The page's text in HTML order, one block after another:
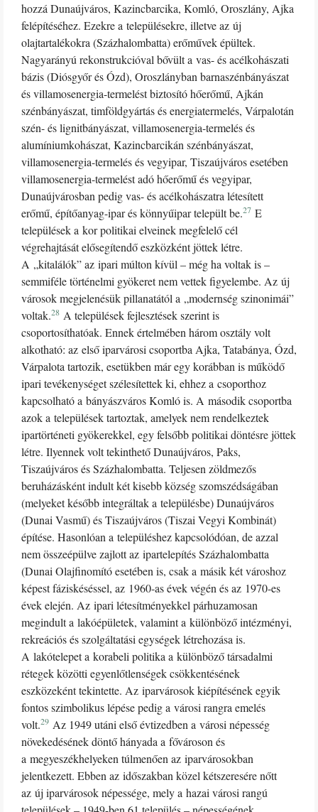
hozzá Dunaújváros, Kazincbarcika, Komló, Oroszlány, Ajka
felépítéséhez. Ezekre a településekre, illetve az új
olajtartalékokra (Százhalombatta) erőművek épültek.
Nagyarányú rekonstrukcióval bővült a vas- és acélkohászati
bázis (Diósgyőr és Ózd), Oroszlányban barnaszénbányászat
és villamosenergia-termelést biztosító hőerőmű, Ajkán
szénbányászat, timföldgyártás és energiatermelés, Várpalotán
szén- és lignitbányászat, villamosenergia-termelés és
alumíniumkohászat, Kazincbarcikán szénbányászat,
villamosenergia-termelés és vegyipar, Tiszaújváros esetében
villamosenergia-termelést adó hőerőmű és vegyipar,
Dunaújvárosban pedig vas- és acélkohászatra létesített
erőmű, építőanyag-ipar és könnyűipar települt be.27 E
települések a kor politikai elveinek megfelelő cél
végrehajtását elősegítendő eszközként jöttek létre.
A „kitalálók” az ipari múlton kívül – még ha voltak is –
semmiféle történelmi gyökeret nem vettek figyelembe. Az új
városok megjelenésük pillanatától a „modernség szinonimái”
voltak.28 A települések fejlesztések szerint is
csoportosíthatóak. Ennek értelmében három osztály volt
alkotható: az első iparvárosi csoportba Ajka, Tatabánya, Ózd,
Várpalota tartozik, esetükben már egy korábban is működő
ipari tevékenységet szélesítettek ki, ehhez a csoporthoz
kapcsolható a bányászváros Komló is. A második csoportba
azok a települések tartoztak, amelyek nem rendelkeztek
ipartörténeti gyökerekkel, egy felsőbb politikai döntésre jöttek
létre. Ilyennek volt tekinthető Dunaújváros, Paks,
Tiszaújváros és Százhalombatta. Teljesen zöldmezős
beruházásként indult két kisebb község szomszédságában
(melyeket később integráltak a településbe) Dunaújváros
(Dunai Vasmű) és Tiszaújváros (Tiszai Vegyi Kombinát)
építése. Hasonlóan a településhez kapcsolódóan, de azzal
nem összeépülve zajlott az ipartelepítés Százhalombatta
(Dunai Olajfinomító esetében is, csak a másik két városhoz
képest fáziskéséssel, az 1960-as évek végén és az 1970-es
évek elején. Az ipari létesítményekkel párhuzamosan
megindult a lakóépületek, valamint a különböző intézményi,
rekreációs és szolgáltatási egységek létrehozása is.
A lakótelepet a korabeli politika a különböző társadalmi
rétegek közötti egyenlőtlenségek csökkentésének
eszközeként tekintette. Az iparvárosok kiépítésének egyik
fontos szimbolikus lépése pedig a városi rangra emelés
volt.29 Az 1949 utáni első évtizedben a városi népesség
növekedésének döntő hányada a fővároson és
a megyeszékhelyeken túlmenően az iparvárosokban
jelentkezett. Ebben az időszakban közel kétszeresére nőtt
az új iparvárosok népessége, mely a hazai városi rangú